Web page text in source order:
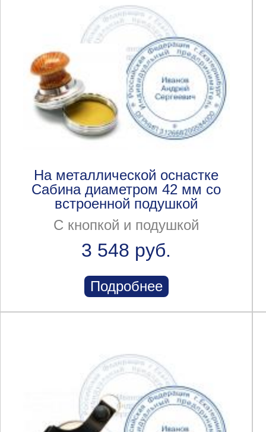
На металлической оснастке
Сабина диаметром 42 мм со
встроенной подушкой
С кнопкой и подушкой
3 548 руб.
Подробнее